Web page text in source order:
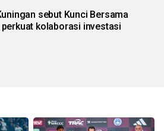
sebut Kunci Bersama
kolaborasi investasi